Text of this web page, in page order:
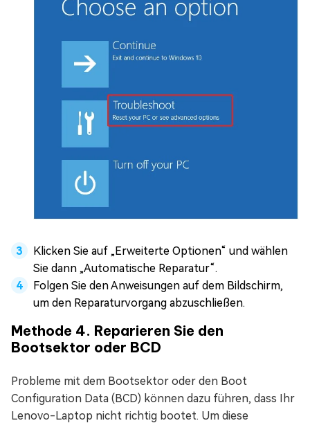
Klicken Sie auf „Erweiterte Optionen“ und wählen
Sie dann „Automatische Reparatur“.
Folgen Sie den Anweisungen auf dem Bildschirm,
um den Reparaturvorgang abzuschließen.
Methode 4. Reparieren Sie den
Bootsektor oder BCD
Probleme mit dem Bootsektor oder den Boot
Configuration Data (BCD) können dazu führen, dass Ihr
Lenovo-Laptop nicht richtig bootet. Um diese